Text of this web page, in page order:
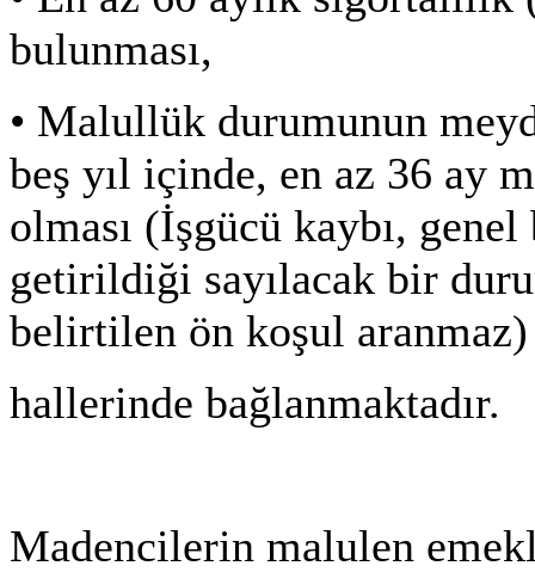
bulunması,
• Malullük durumunun
beş yıl içinde, en az 36 ay
olması (İşgücü kaybı,
getirildiği sayılacak bir
belirtilen ön koşul aranmaz)
hallerinde bağlanmaktadır.
Madencilerin malulen